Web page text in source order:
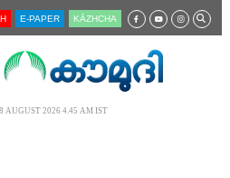
E-PAPER KĀZHCHA
AUGUST 2026 4.45 AM IST